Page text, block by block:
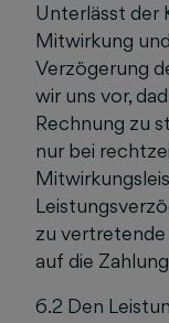
Unterlässt der
Mitwirkung
Verzögerung
wir uns vor,
Rechnung zu
nur bei
zu vertretende
auf die
6.2 Den